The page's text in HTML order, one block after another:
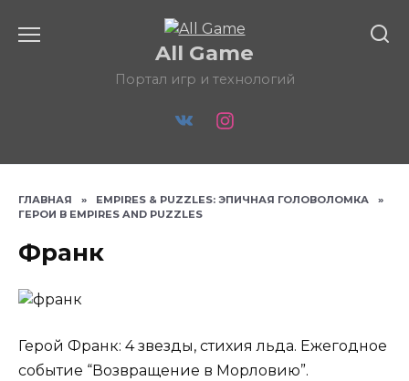
All Game
Портал игр и технологий
ГЛАВНАЯ » EMPIRES & PUZZLES: ЭПИЧНАЯ ГОЛОВОЛОМКА
»
ГЕРОИ В EMPIRES AND PUZZLES
Франк
Герой Франк: 4 звезды, стихия льда. Ежегодное
событие “Возвращение в Морловию”.